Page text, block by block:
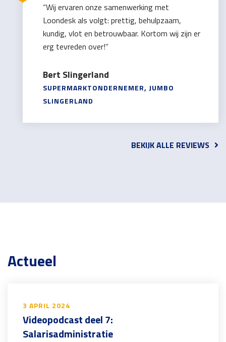
“Wij ervaren onze samenwerking met
Loondesk als volgt: prettig, behulpzaam,
kundig, vlot en betrouwbaar. Kortom wij zijn er
erg tevreden over!”
Bert Slingerland
SUPERMARKTONDERNEMER, JUMBO
SLINGERLAND
BEKIJK ALLE REVIEWS
Actueel
3 APRIL 2024
Videopodcast deel 7:
Salarisadministratie